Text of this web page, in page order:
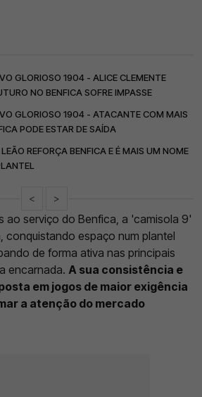
GLORIOSO 1904 - ALICE CLEMENTE
NO BENFICA SOFRE IMPASSE
GLORIOSO 1904 - ATACANTE COM MAIS
PODE ESTAR DE SAÍDA
REFORÇA BENFICA E É MAIS UM NOME
< >
ao serviço do Benfica, a 'camisola 9'
conquistando espaço num plantel
de forma ativa nas principais
encarnada. A sua consistência e
em jogos de maior exigência
a atenção do mercado